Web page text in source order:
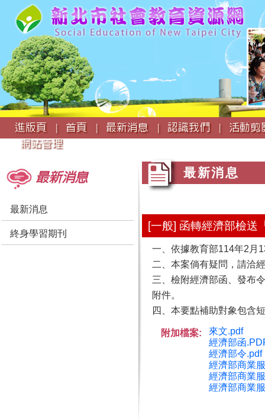
:::
進版頁 |
首頁 | 最新消息 | 認識我們 |
活動
網站管理
最新消息
最新消息
終身學習期刊
最新消息
[一般] 函轉經濟部檢送
一、依據教育部114年2月
二、本案倘有疑問，請洽
三、檢附經濟部函、發布
附件。
四、本要點補助對象包含
附加檔案:
來文.pdf
經濟部函
經濟部令.pdf
經濟部商業
經濟部商業
經濟部商業